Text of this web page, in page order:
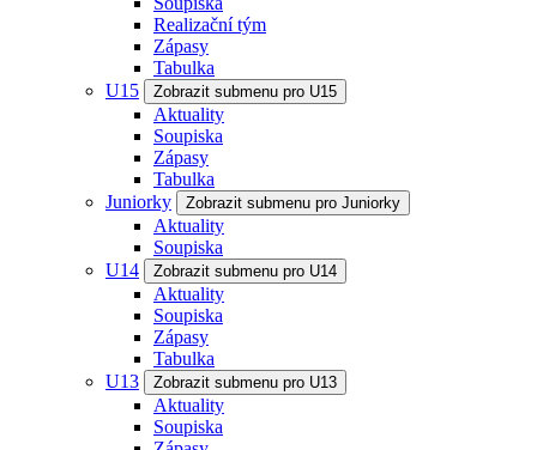
Realizační tým
Zápasy
Tabulka
U15
Zobrazit submenu pro U15
Aktuality
Soupiska
Zápasy
Tabulka
Juniorky
Zobrazit submenu pro Juniorky
Aktuality
Soupiska
U14
Zobrazit submenu pro U14
Aktuality
Soupiska
Zápasy
Tabulka
U13
Zobrazit submenu pro U13
Aktuality
Soupiska